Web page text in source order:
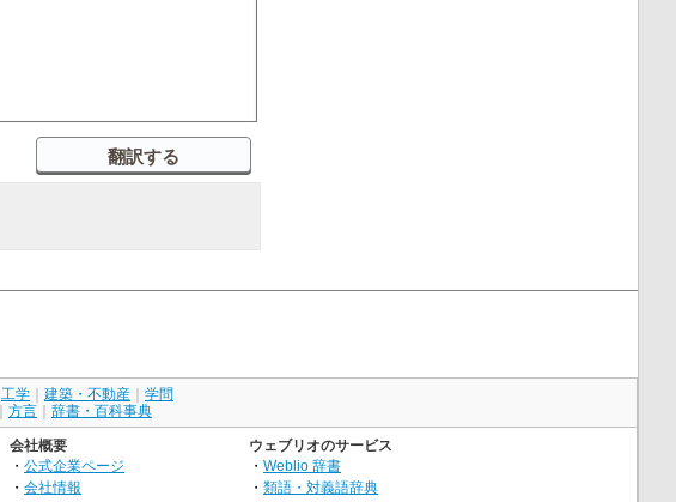
工学 建築・不動産
学問
方言 辞書・百科事典
会社概要
・ 公式企業ページ
・ 会社情報
ウェブリオのサービス
・ Weblio 辞書
・ 類語・対義語辞典